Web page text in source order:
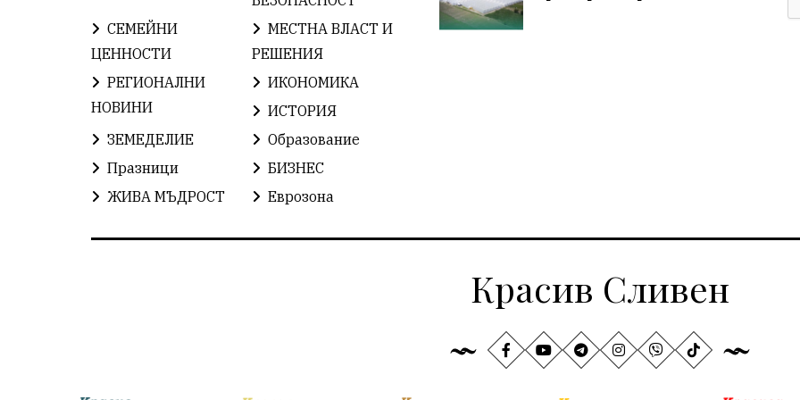
СЕМЕЙНИ
ЦЕННОСТИ
МЕСТНА ВЛАСТ И
РЕШЕНИЯ
РЕГИОНАЛНИ
НОВИНИ
ИКОНОМИКА
ИСТОРИЯ
ЗЕМЕДЕЛИЕ
Образование
Празници
БИЗНЕС
ЖИВА МЪДРОСТ
Еврозона
Красив Сливен